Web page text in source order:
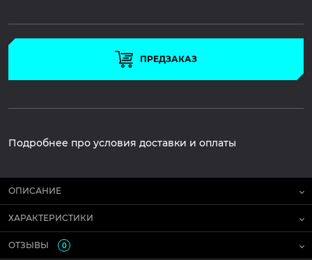
ПРЕДЗАКАЗ
Подробнее про условия доставки и оплаты
ОПИСАНИЕ
ХАРАКТЕРИСТИКИ
ОТЗЫВЫ 0